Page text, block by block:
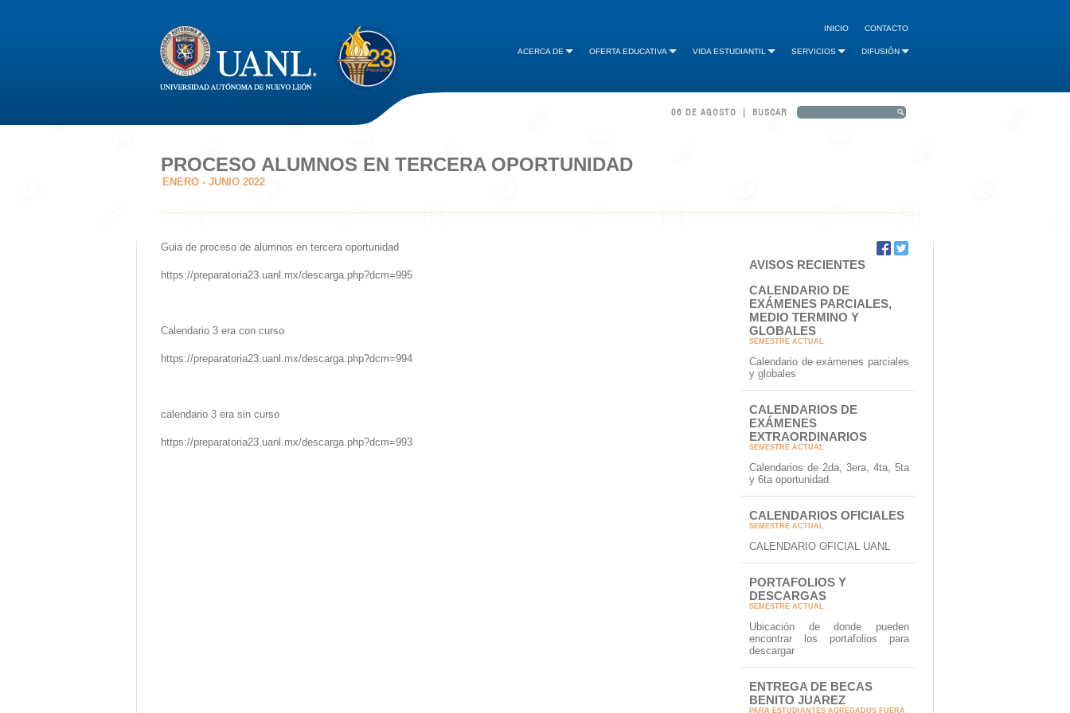
INICIO CONTACTO
ACERCA DE OFERTA EDUCATIVA VIDA ESTUDIANTIL SERVICIOS DIFUSIÓN
06 DE AGOSTO | BUSCAR
PROCESO ALUMNOS EN TERCERA OPORTUNIDAD
ENERO - JUNIO 2022
Guia de proceso de alumnos en tercera oportunidad
https://preparatoria23.uanl.mx/descarga.php?dcm=995
Calendario 3 era con curso
https://preparatoria23.uanl.mx/descarga.php?dcm=994
calendario 3 era sin curso
https://preparatoria23.uanl.mx/descarga.php?dcm=993
AVISOS RECIENTES
CALENDARIO DE
EXÁMENES PARCIALES,
MEDIO TERMINO Y
GLOBALES
SEMESTRE ACTUAL
Calendario de exámenes parciales
y globales
CALENDARIOS DE
EXÁMENES
EXTRAORDINARIOS
SEMESTRE ACTUAL
Calendarios de 2da, 3era, 4ta, 5ta
y 6ta oportunidad
CALENDARIOS OFICIALES
SEMESTRE ACTUAL
CALENDARIO OFICIAL UANL
PORTAFOLIOS Y
DESCARGAS
SEMESTRE ACTUAL
Ubicación de donde pueden
encontrar los portafolios para
descargar
ENTREGA DE BECAS
BENITO JUAREZ
PARA ESTUDIANTES AGREGADOS FUERA